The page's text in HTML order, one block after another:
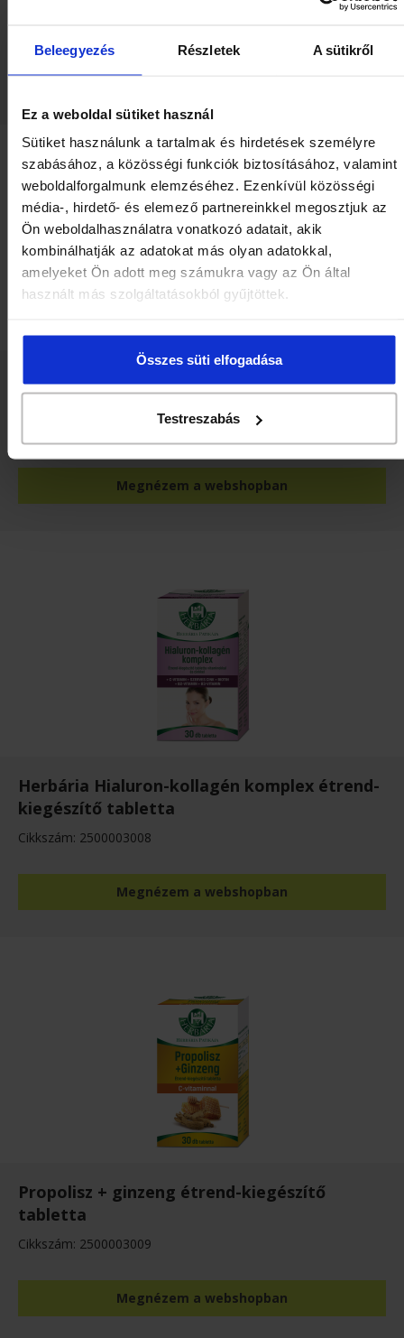
Beleegyezés Részletek A sütikről
Ez a weboldal sütiket használ
Sütiket használunk a tartalmak és hirdetések személyre
szabásához, a közösségi funkciók biztosításához, valamint
weboldalforgalmunk elemzéséhez. Ezenkívül közösségi
média-, hirdető- és elemező partnereinkkel megosztjuk az
Ön weboldalhasználatra vonatkozó adatait, akik
kombinálhatják az adatokat más olyan adatokkal,
amelyeket Ön adott meg számukra vagy az Ön által
használt más szolgáltatásokból gyűjtöttek.
Összes süti elfogadása
Testreszabás
Megnézem a webshopban
Herbária Stressz B-vitamin komplex étrend-
kiegészítő tabletta
Megnézem a webshopban
Herbária Hialuron-kollagén komplex étrend-
kiegészítő tabletta
Cikkszám: 2500003008
Megnézem a webshopban
Propolisz + ginzeng étrend-kiegészítő
tabletta
Cikkszám: 2500003009
Megnézem a webshopban